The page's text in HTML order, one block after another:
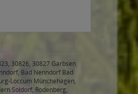
30826, 30827 Garbsen,
Bad Nenndorf Bad
Loccum Münchehagen,
Soldorf, Rodenberg,